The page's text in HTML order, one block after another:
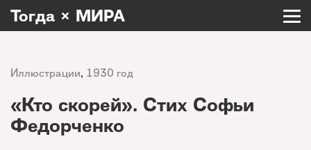
Тогда × МИРА
Иллюстрации, 1930 год
«Кто скорей». Стих Софьи
Федорченко